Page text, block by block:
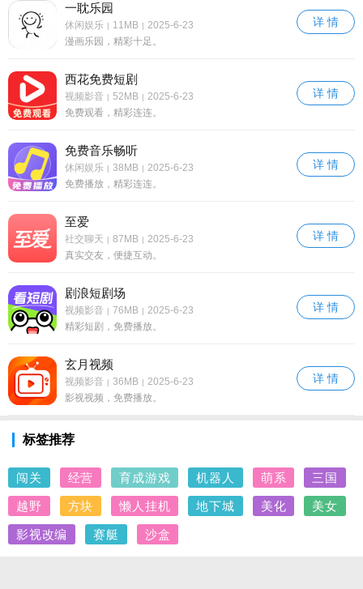
一耽乐园
休闲娱乐 | 11MB | 2025-6-23
漫画乐园，精彩十足。
详 情
西花免费短剧
视频影音 | 52MB | 2025-6-23
免费观看，精彩连连。
详 情
免费音乐畅听
休闲娱乐 | 38MB | 2025-6-23
免费播放，精彩连连。
详 情
至爱
社交聊天 | 87MB | 2025-6-23
真实交友，便捷互动。
详 情
剧浪短剧场
视频影音 | 76MB | 2025-6-23
精彩短剧，免费播放。
详 情
玄月视频
视频影音 | 36MB | 2025-6-23
影视视频，免费播放。
详 情
标签推荐
闯关 经营 育成游戏 机器人 萌系 三国
越野 方块 懒人挂机 地下城 美化 美女
影视改编 赛艇 沙盒